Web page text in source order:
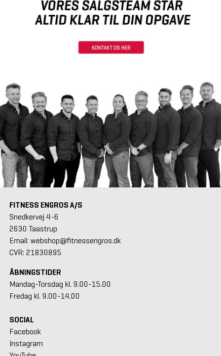
FITNESS ENGROS A/S
Snedkervej 4-6
2630 Taastrup
Email: webshop@fitnessengros.dk
CVR: 21830895
ÅBNINGSTIDER
Mandag-Torsdag kl. 9.00-15.00
Fredag kl. 9.00-14.00
SOCIAL
Facebook
Instagram